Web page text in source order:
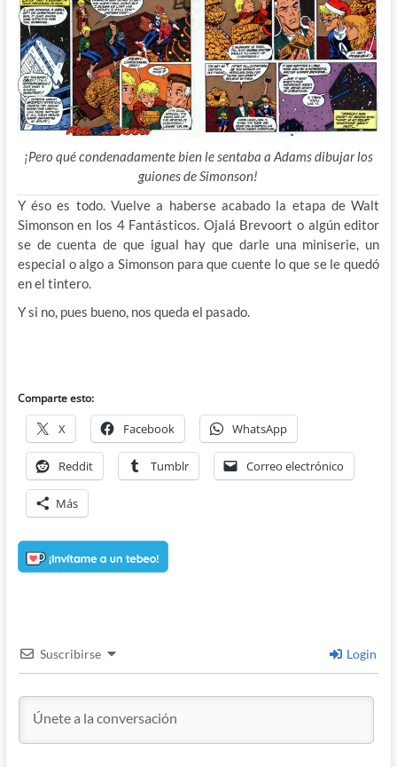
¡Pero qué condenadamente bien le sentaba a Adams dibujar los
guiones de Simonson!
Y éso es todo. Vuelve a haberse acabado la etapa de Walt
Simonson en los 4 Fantásticos. Ojalá Brevoort o algún editor
se de cuenta de que igual hay que darle una miniserie, un
especial o algo a Simonson para que cuente lo que se le quedó
en el tintero.
Y si no, pues bueno, nos queda el pasado.
Comparte esto:
X Facebook WhatsApp
Reddit Tumblr Correo electrónico
Más
Suscribirse Login